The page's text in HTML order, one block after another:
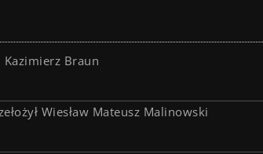
Braun
Wiesław Mateusz Malinowski